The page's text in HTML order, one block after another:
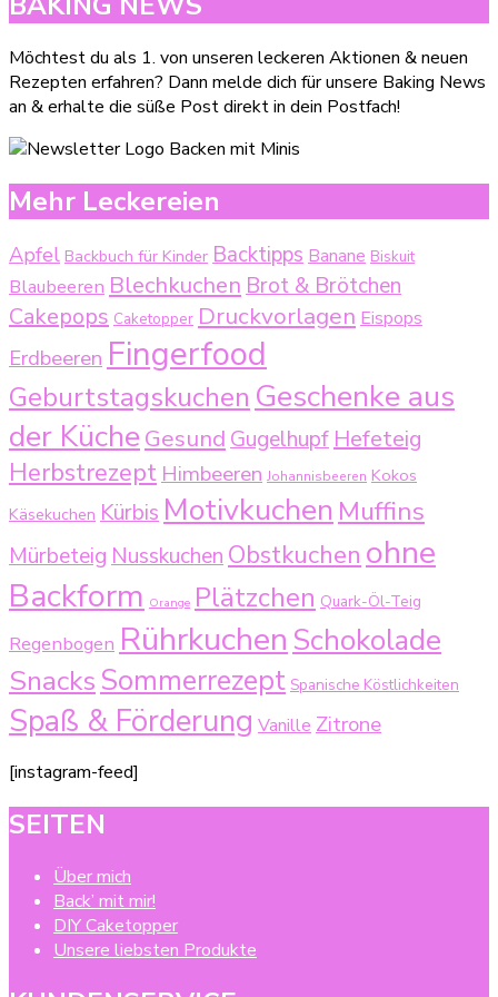
Möchtest du als 1. von unseren leckeren Aktionen & neuen
Rezepten erfahren? Dann melde dich für unsere Baking News
an & erhalte die süße Post direkt in dein Postfach!
Mehr Leckereien
Apfel Backbuch für Kinder Backtipps Banane Biskuit
Blaubeeren BlechkuchenBrot & Brötchen
Cakepops Caketopper Druckvorlagen Eispops
Erdbeeren Fingerfood
Geburtstagskuchen Geschenke aus
der KücheGesundGugelhupfHefeteig
HerbstrezeptHimbeeren Johannisbeeren Kokos
Käsekuchen KürbisMotivkuchenMuffins
MürbeteigNusskuchenObstkuchen ohne
Backform Orange Plätzchen Quark-Öl-Teig
Regenbogen Rührkuchen Schokolade
SnacksSommerrezept Spanische Köstlichkeiten
Spaß & Förderung VanilleZitrone
[instagram-feed]
SEITEN
Über mich
Back’ mit mir!
DIY Caketopper
Unsere liebsten Produkte